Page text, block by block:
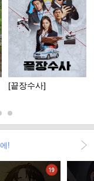
[끝장수사]
!